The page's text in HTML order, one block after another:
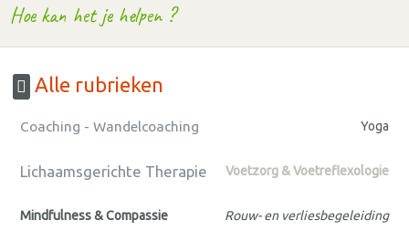
Hoe kan het je helpen ?
Alle rubrieken
Coaching - Wandelcoaching Yoga
Lichaamsgerichte Therapie Voetzorg & Voetreflexologie
Mindfulness & Compassie Rouw- en verliesbegeleiding